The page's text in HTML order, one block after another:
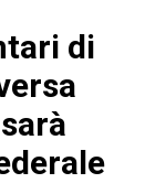
di